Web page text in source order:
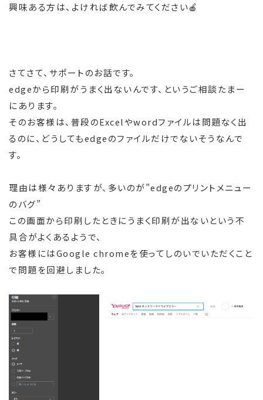
興味ある方は、よければ飲んでみてください🍎
さてさて、サポートのお話です。
edgeから印刷がうまく出ないんです、というご相談たまー
にあります。
そのお客様は、普段のExcelやwordファイルは問題なく出
るのに、どうしてもedgeのファイルだけでないそうなんで
す。
理由は様々ありますが、多いのが”edgeのプリントメニュー
のバグ”
この画面から印刷したときにうまく印刷が出ないという不
具合がよくあるようで、
お客様にはGoogle chromeを使ってしのいでいただくこと
で問題を回避しました。